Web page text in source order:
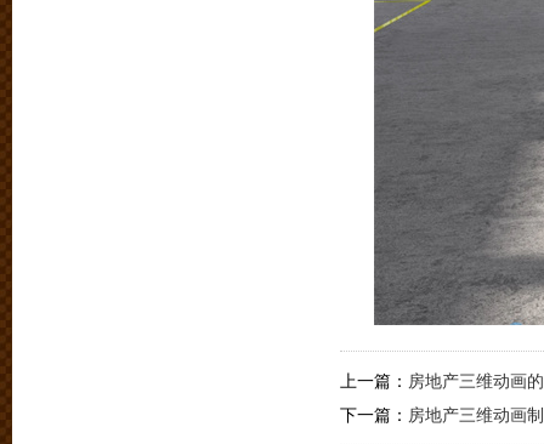
上一篇： 房地产三维动画
下一篇： 房地产三维动画